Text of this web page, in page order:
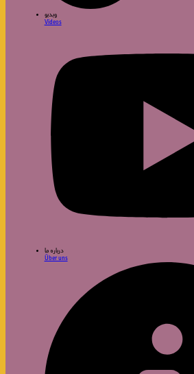
ویدیو
Videos
درباره ما
Über uns